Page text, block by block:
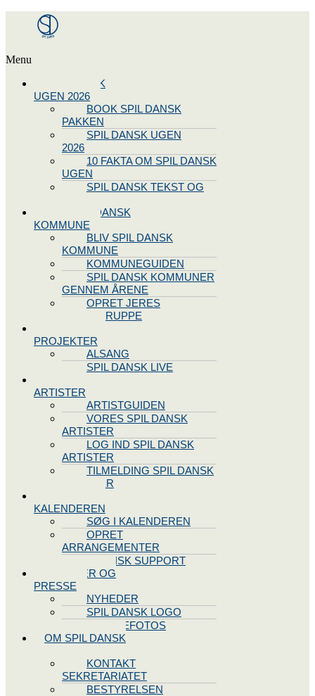
Menu
SPIL DANSK
UGEN 2026
BOOK SPIL DANSK
PAKKEN
SPIL DANSK UGEN
2026
10 FAKTA OM SPIL DANSK
UGEN
SPIL DANSK TEKST OG
BLIV SPIL DANSK
KOMMUNE
BLIV SPIL DANSK
KOMMUNE
KOMMUNEGUIDEN
SPIL DANSK KOMMUNER
GENNEM ÅRENE
OPRET JERES
STYREGRUPPE
PROJEKTER
ALSANG
SPIL DANSK LIVE
ARTISTER
ARTISTGUIDEN
VORES SPIL DANSK
ARTISTER
LOG IND SPIL DANSK
ARTISTER
TILMELDING SPIL DANSK
ARTISTER
KALENDEREN
SØG I KALENDEREN
OPRET
ARRANGEMENTER
TEKNISK SUPPORT
NYHEDER OG
PRESSE
NYHEDER
SPIL DANSK LOGO
PRESSEFOTOS
OM SPIL DANSK
KONTAKT
SEKRETARIATET
BESTYRELSEN